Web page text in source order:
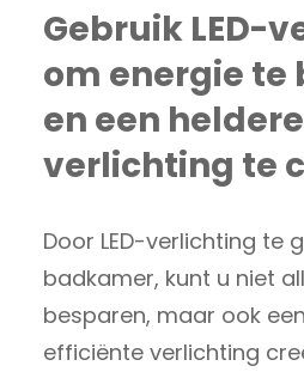
Gebruik LED-
om energie te
en een heldere
verlichting te
Door LED-verlichting te
badkamer, kunt u niet
besparen, maar ook
efficiënte verlichting